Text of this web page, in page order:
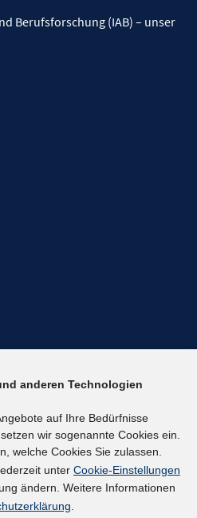
Berufsforschung (IAB) – unser
anderen Technologien
auf Ihre Bedürfnisse
wir sogenannte Cookies ein.
welche Cookies Sie zulassen.
unter Cookie-Einstellungen
ändern. Weitere Informationen
.